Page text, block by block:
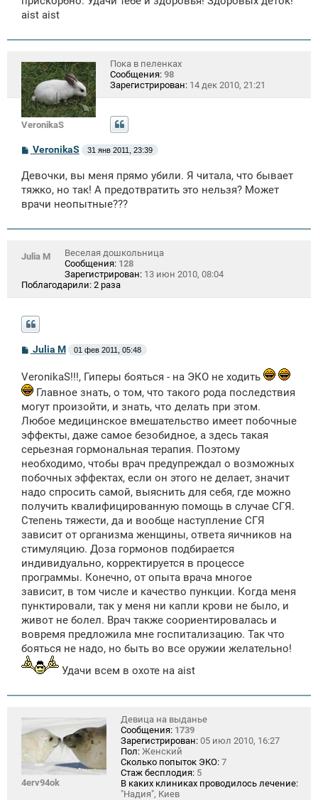
aist aist
VeronikaS
Пока в пеленках
Сообщения: 98
Зарегистрирован: 14 дек 2010, 21:21
С
о
б
щ
н
е
VeronikaS 31 янв 2011, 23:39
Девочки, вы меня прямо убили. Я читала, что бывает
тяжко, но так! А предотвратить это нельзя? Может
врачи неопытные???
Julia M
Веселая дошкольница
Сообщения: 128
Зарегистрирован: 13 июн 2010, 08:04
Поблагодарили: 2 раза
о
б
щ
е
н
и
е
Julia M 01 фев 2011, 05:48
VeronikaS!!!, Гиперы бояться - на ЭКО не ходить
Главное знать, о том, что такого рода последствия
могут произойти, и знать, что делать при этом.
Любое медицинское вмешательство имеет побочные
эффекты, даже самое безобидное, а здесь такая
серьезная гормональная терапия. Поэтому
необходимо, чтобы врач предупреждал о возможных
побочных эффектах, если он этого не делает, значит
надо спросить самой, выяснить для себя, где можно
получить квалифицированную помощь в случае СГЯ.
Степень тяжести, да и вообще наступление СГЯ
зависит от организма женщины, ответа яичников на
стимуляцию. Доза гормонов подбирается
индивидуально, корректируется в процессе
программы. Конечно, от опыта врача многое
зависит, в том числе и качество пункции. Когда меня
пунктировали, так у меня ни капли крови не было, и
живот не болел. Врач также соориентировалась и
вовремя предложила мне госпитализацию. Так что
бояться не надо, но быть во все оружии желательно!
Удачи всем в охоте на aist
4erv94ok
Девица на выданье
Сообщения: 1739
Зарегистрирован: 05 июл 2010, 16:27
Пол: Женский
Сколько попыток ЭКО: 7
Стаж бесплодия: 5
В каких клиниках проводилось лечение:
"Надия", Киев